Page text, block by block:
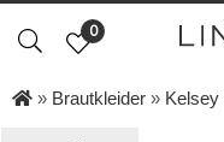
0
» Brautkleider » Kelsey